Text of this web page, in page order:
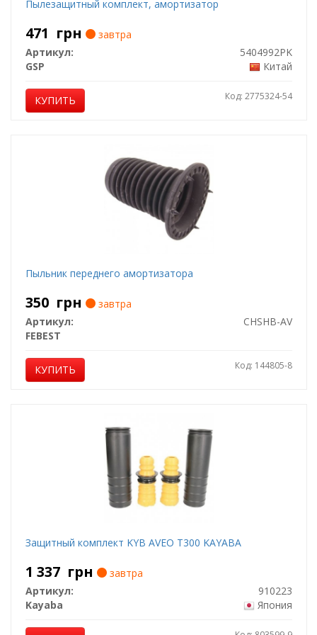
Пылезащитный комплект, амортизатор
471 грн
завтра
Артикул:
5404992PK
GSP
Китай
КУПИТЬ Код: 2775324-54
Пыльник переднего амортизатора
350 грн
завтра
Артикул:
CHSHB-AV
FEBEST
КУПИТЬ Код: 144805-8
Защитный комплект KYB AVEO T300 KAYABA
1 337 грн
завтра
Артикул:
910223
Kayaba
Япония